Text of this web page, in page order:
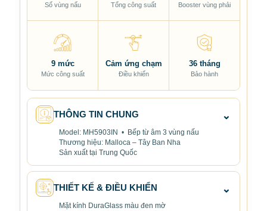
Số vùng nấu Tổng công suất Booster vùng phải
9 mức
Mức công suất
Cảm ứng chạm
Điều khiển
36 tháng
Bảo hành
THÔNG TIN CHUNG
Model: MH5903IN • Bếp từ âm 3 vùng nấu
Thương hiệu: Malloca – Tây Ban Nha
Sản xuất tại Trung Quốc
⌄
THIẾT KẾ & ĐIỀU KHIỂN
Mặt kính DuraGlass màu đen mờ
⌄